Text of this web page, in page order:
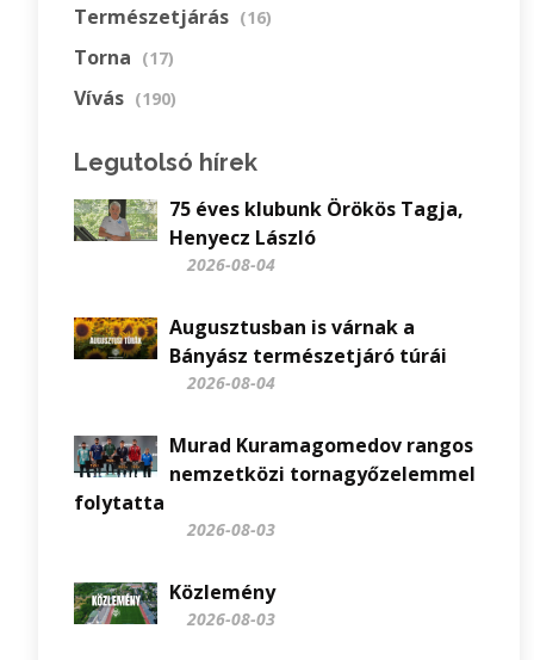
Természetjárás (16)
Torna (17)
Vívás (190)
Legutolsó hírek
75 éves klubunk Örökös Tagja,
Henyecz László
2026-08-04
Augusztusban is várnak a
Bányász természetjáró túrái
2026-08-04
Murad Kuramagomedov rangos
nemzetközi tornagyőzelemmel
folytatta
2026-08-03
Közlemény
2026-08-03